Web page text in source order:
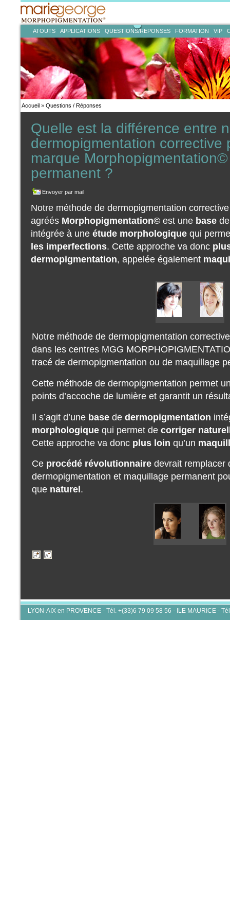
ATOUTS APPLICATIONS QUESTIONS/REPONSES FORMATION VIP
Accueil »Questions / Réponses
Quelle est la différence entre
dermopigmentation corrective
marque
permanent ?
Envoyer par mail
Notre méthode de dermopigmentation
agréés Morphopigmentation© est une base
intégrée à une étude morphologique qui
les imperfections. Cette approche va donc
dermopigmentation, appelée également
Notre méthode de dermopigmentation
dans les centres MGG
tracé de dermopigmentation ou de maquillage
Cette méthode de dermopigmentation permet
points d’accoche de lumière et garantit un
Il s’agit d’une base dedermopigmentation
morphologique qui permet decorriger
Cette approche va donc plus loin qu’un
Ce procédé révolutionnaire devrait remplacer
dermopigmentation et maquillage permanent
que naturel.
LYON-AIX en PROVENCE - Tél. +(33)6 79 09 58 56 - ILE MAURICE -